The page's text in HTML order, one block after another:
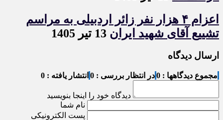
اعزام ۴ هزار نفر زائر اردبیلی به مراسم
تشییع آقای شهید ایران
ارسال دیدگاه
مجموع دیدگاهها : 0 در انتظار بررسی : 0 انتشار یافته : 0
دیدگاه خود را اینجا بنویسید
نام شما
پست الکترونیکی